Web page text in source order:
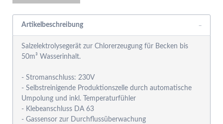
Artikelbeschreibung
Salzelektrolysegerät zur Chlorerzeugung für Becken bis
50m³ Wasserinhalt.
- Stromanschluss: 230V
- Selbstreinigende Produktionszelle durch automatische
Umpolung und inkl. Temperaturfühler
- Klebeanschluss DA 63
- Gassensor zur Durchflussüberwachung